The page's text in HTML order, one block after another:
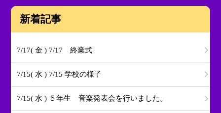
新着記事
7/17( 金 ) 7/17 終業式
7/15( 水 ) 7/15 学校の様子
7/15( 水 ) ５年生 音楽発表会を行いました。